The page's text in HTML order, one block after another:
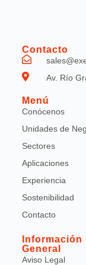
Contacto
Av. Río
Menú
Conócenos
Unidades de
Sectores
Aplicaciones
Experiencia
Sostenibilidad
Contacto
Información
General
Aviso Legal